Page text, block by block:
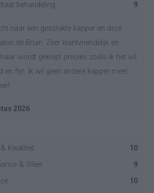
behandeling
9
naar een geschikte kapper en deze
de Bruin. Zeer klantvriendelijk en
wordt geknipt precies zoals ik het wil
en fijn. Ik wil geen andere kapper meer.
2026
Kwaliteit
10
& Sfeer
9
10